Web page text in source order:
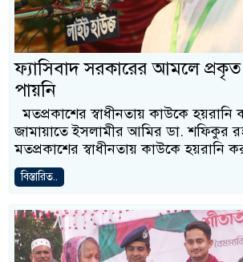
ফ্যাসিবাদ সরকারের আমলে
পায়নি
মতপ্রকাশের স্বাধীনতায় কাউকে হয়রানি
জামায়াতে ইসলামীর আমির ডা. শফিকুর
মতপ্রকাশের স্বাধীনতায় কাউকে হয়রানি
বিস্তারিত..